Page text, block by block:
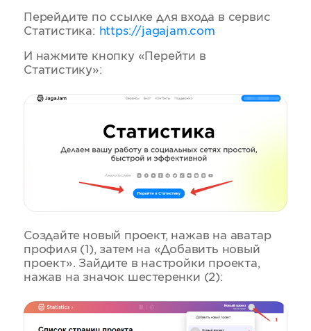
Перейдите по ссылке для входа в сервис
Статистика:
https://jagajam.com
И нажмите кнопку «Перейти в
Статистику»:
Создайте новый проект, нажав на аватар
профиля (1), затем на «Добавить новый
проект». Зайдите в настройки проекта,
нажав на значок шестеренки (2):